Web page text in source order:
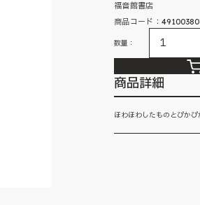
福音館書店
商品コード：
数量：
商品詳細
ほわほわしたものとぴか